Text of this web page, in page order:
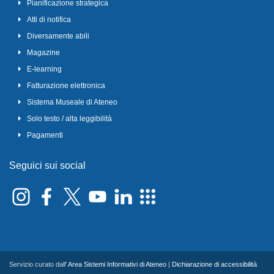
Pianificazione strategica
Atti di notifica
Diversamente abili
Magazine
E-learning
Fatturazione elettronica
Sistema Museale di Ateneo
Solo testo / alta leggibilità
Pagamenti
Seguici sui social
Servizio curato dall'Area Sistemi Informativi di Ateneo Dichiarazione di accessibilità